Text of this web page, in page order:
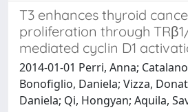
T3 enhances thyroid
proliferation through
mediated cyclin D1
2014-01-01 Perri, Anna;
Bonofiglio, Daniela; Vizza,
Daniela; Qi, Hongyan; Aquila,